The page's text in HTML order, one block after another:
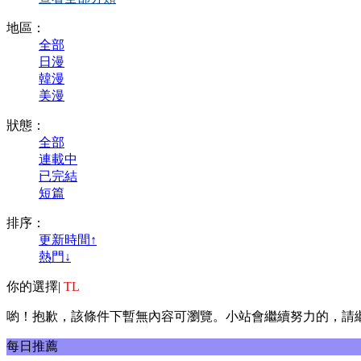
地區：
全部
日漫
韓漫
美漫
狀態：
全部
連載中
已完結
短篇
排序：
更新時間↑
熱門↓
你的選擇| TL
喲！抱歉，該條件下暫無內容可瀏覽。小站會繼續努力的，請
每日推薦